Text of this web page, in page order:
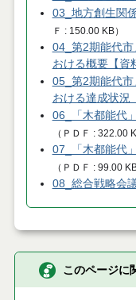
03_地方創生関
Ｆ
150.00 KB）
04_第2期能代
おける概要【資
05_第2期能代
おける達成状況
06_「木都能代
（ ＰＤＦ 322.00
07_「木都能代
（ ＰＤＦ 99.00
08_総合戦略会
このページに